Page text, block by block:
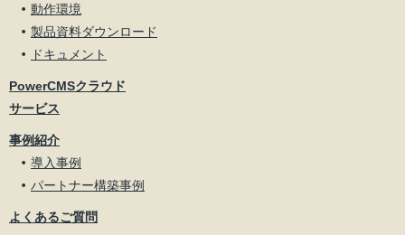
動作環境
製品資料ダウンロード
ドキュメント
PowerCMSクラウド
サービス
事例紹介
導入事例
パートナー構築事例
よくあるご質問